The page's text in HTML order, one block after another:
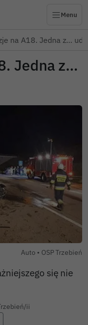
Menu
na A18. Jedna z…
Jedna z…
Auto • Autor zdjęcia:
OSP Trzebień
się nie
ii